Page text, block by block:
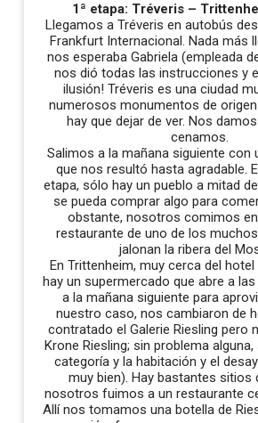
1ª etapa: Tréveris –
Llegamos a Tréveris en autobús
Frankfurt Internacional. Nada más
nos esperaba Gabriela (empleada
nos dió todas las instrucciones y
ilusión! Tréveris es una ciudad
numerosos monumentos de
hay que dejar de ver. Nos
cenamos.
Salimos a la mañana siguiente con
que nos resultó hasta agradable.
etapa, sólo hay un pueblo a mitad
se pueda comprar algo para
obstante, nosotros comimos en
restaurante de uno de los
jalonan la ribera del
En Trittenheim, muy cerca del hotel
hay un supermercado que abre a
a la mañana siguiente para
nuestro caso, nos cambiaron de
contratado el Galerie Riesling pero
Krone Riesling; sin problema
categoría y la habitación y el
muy bien). Hay bastantes sitios
nosotros fuimos a un restaurante
Allí nos tomamos una botella de